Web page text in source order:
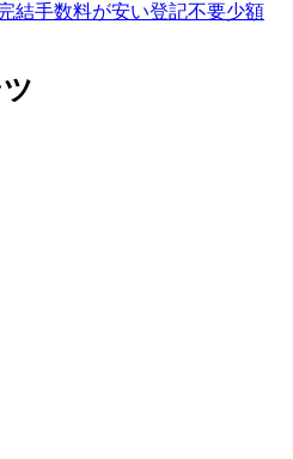
結手数料が安い登記不要少額